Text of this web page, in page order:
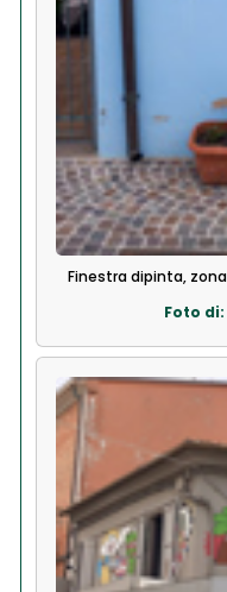
Finestra dipinta,
Foto